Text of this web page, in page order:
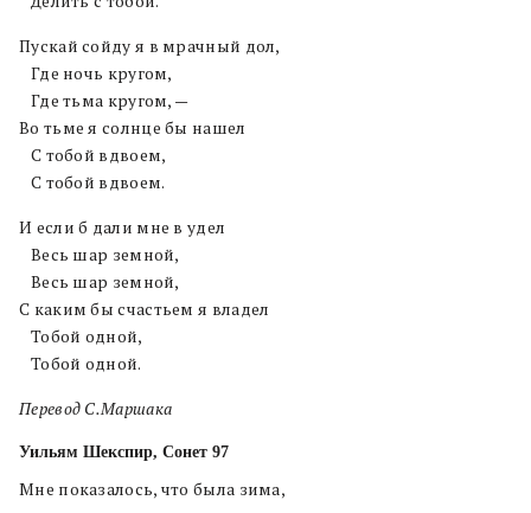
Пускай сойду я в мрачный дол,
Где ночь кругом,
Где тьма кругом, —
Во тьме я солнце бы нашел
С тобой вдвоем,
С тобой вдвоем.
И если б дали мне в удел
Весь шар земной,
Весь шар земной,
С каким бы счастьем я владел
Тобой одной,
Тобой одной.
Перевод С.Маршака
Уильям Шекспир, Сонет 97
Мне показалось, что была зима,